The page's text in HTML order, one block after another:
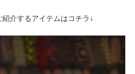
紹介するアイテムはコチラ↓